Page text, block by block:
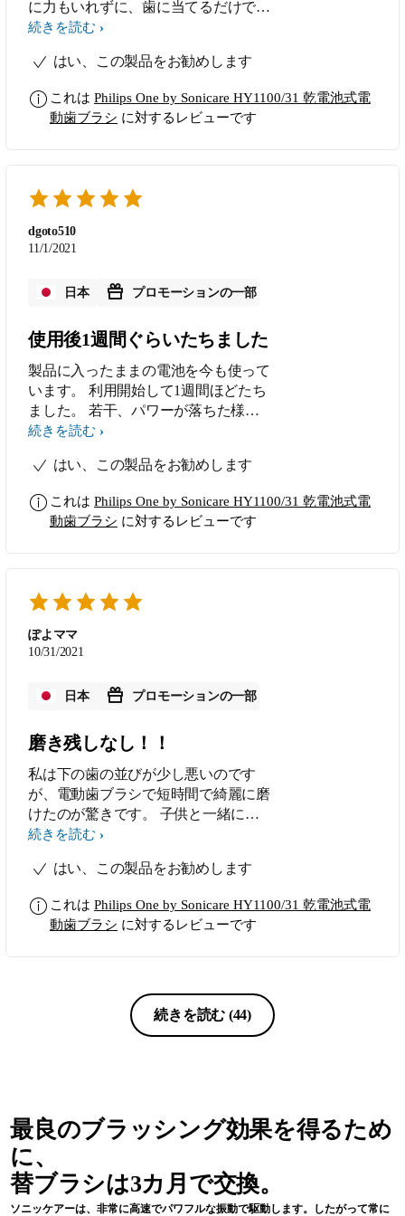
に力もいれずに、歯に当てるだけでし
っかりと歯垢がとれます。口の中の爽
の手磨きとは明らかに違いました。ま
のネバつきや口臭も明らかに減りまし
た。ブラッシングガイダンスも慣れる
うになりました。また忙しい時でも2
分は磨くんだという意識にも繋がりま
した。旅行にいく機会があったのです
が、トラベルケースで持ち運びも容易
れくらいの満足度でした。
続きを読む
はい、この製品をお勧めします
これは Philips One by Sonicare HY1100/31 乾電池式電
動歯ブラシ に対するレビューです
dgoto510
11/1/2021
日本 プロモーションの一部
使用後1週間ぐらいたちました
製品に入ったままの電池を今も使って
います。 利用開始して1週間ほどたち
ました。 若干、パワーが落ちた様な
気がしますがまだまだ歯は綺麗に磨け
続きを読む
はい、この製品をお勧めします
これは Philips One by Sonicare HY1100/31 乾電池式電
動歯ブラシ に対するレビューです
ぽよママ
10/31/2021
日本 プロモーションの一部
磨き残しなし！！
私は下の歯の並びが少し悪いのです
が、電動歯ブラシで短時間で綺麗に磨
けたのが驚きです。 子供と一緒に歯
磨き後に磨き残しがないか食品添加物
くなるものです。)をしているのです
下の歯がどうしても磨き残しあるので
すが、電動歯ブラシを使ったら赤く染
い方に是非オススメしたいです。
続きを読む
はい、この製品をお勧めします
これは Philips One by Sonicare HY1100/31 乾電池式電
動歯ブラシ に対するレビューです
続きを読む (44)
最良のブラッシング効果を得るため
に、
替ブラシは3カ月で交換。
ソニッケアーは、非常に高速でパワフルな振動で駆動します。したがって常に